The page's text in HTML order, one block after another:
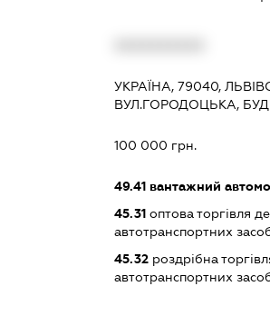
УКРАЇНА, 79040,
ВУЛ.ГОРОДОЦЬКА,
100 000 грн.
49.41 вантажний
45.31 оптова торгівля
автотранспортних
45.32 роздрібна
автотранспортних